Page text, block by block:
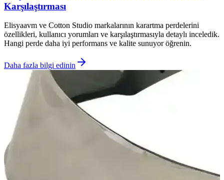
Karşılaştırması
Elisyaavm ve Cotton Studio markalarının karartma perdelerini
özellikleri, kullanıcı yorumları ve karşılaştırmasıyla detaylı inceledik.
Hangi perde daha iyi performans ve kalite sunuyor öğrenin.
Daha fazla bilgi edinin